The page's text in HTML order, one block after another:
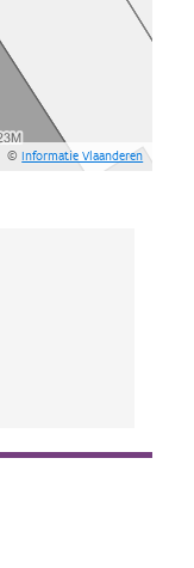
©Informatie Vlaanderen